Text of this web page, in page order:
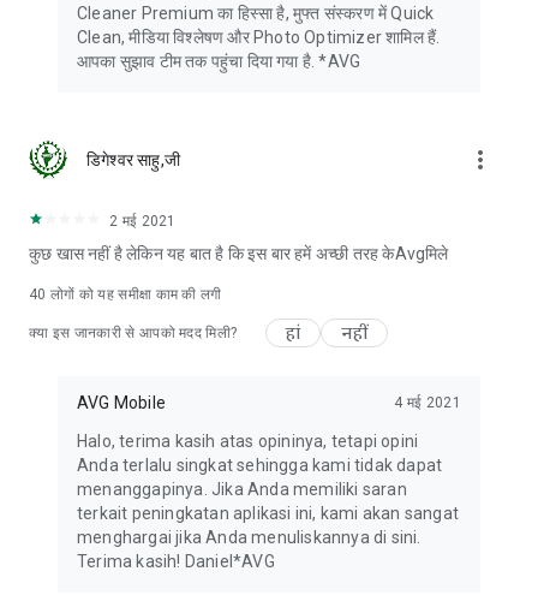
Cleaner Premium का हिस्सा है, मुफ्त संस्करण में Quick
Clean, मीडिया विश्लेषण और Photo Optimizer शामिल हैं.
आपका सुझाव टीम तक पहुंचा दिया गया है. *AVG
डिगेश्वर साहु,जी more_vert
2 मई 2021
कुछ खास नहीं है लेकिन यह बात है कि इस बार हमें अच्छी तरह केAvgमिले
40 लोगों को यह समीक्षा काम की लगी
क्या इस जानकारी से आपको मदद मिली? हां नहीं
AVG Mobile 4 मई 2021
Halo, terima kasih atas opininya, tetapi opini
Anda terlalu singkat sehingga kami tidak dapat
menanggapinya. Jika Anda memiliki saran
terkait peningkatan aplikasi ini, kami akan sangat
menghargai jika Anda menuliskannya di sini.
Terima kasih! Daniel*AVG